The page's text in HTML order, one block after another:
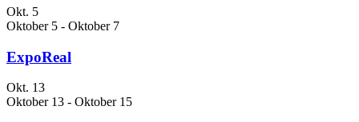
Okt. 5
Oktober 5 - Oktober 7
ExpoReal
Okt. 13
Oktober 13 - Oktober 15